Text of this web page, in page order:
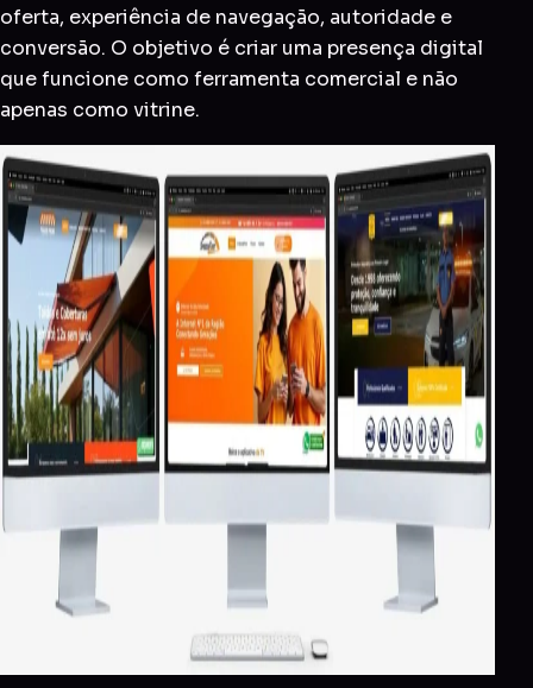
oferta, experiência de navegação, autoridade e
conversão. O objetivo é criar uma presença digital
que funcione como ferramenta comercial e não
apenas como vitrine.